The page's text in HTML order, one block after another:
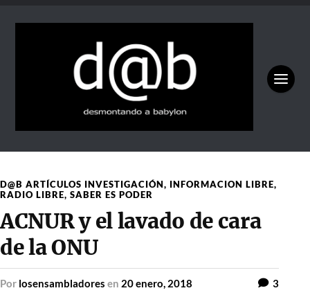
D@B ARTÍCULOS INVESTIGACIÓN, INFORMACION LIBRE,
RADIO LIBRE, SABER ES PODER
ACNUR y el lavado de cara
de la ONU
por losensambladores en 20 enero, 2018 3